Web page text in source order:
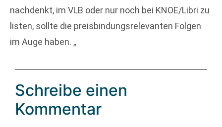
nachdenkt, im VLB oder nur noch bei KNOE/Libri zu
listen, sollte die preisbindungsrelevanten Folgen
im Auge haben. „
Schreibe einen
Kommentar